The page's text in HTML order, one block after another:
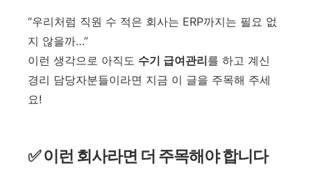
“우리처럼 직원 수 적은 회사는 ERP까지는 필요 없
지 않을까…”
이런 생각으로 아직도 수기 급여관리를 하고 계신
경리 담당자분들이라면 지금 이 글을 주목해 주세
요!
✅ 이런 회사라면 더 주목해야 합니다